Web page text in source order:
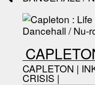
CAPLETON |
CRISIS |